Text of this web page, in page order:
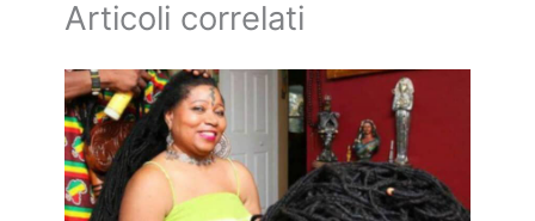
Articoli correlati